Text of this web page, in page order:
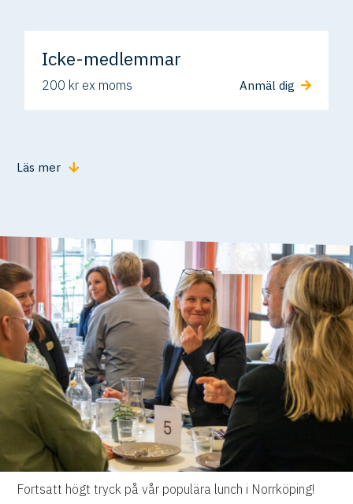
Icke-medlemmar
200 kr ex moms Anmäl dig
Läs mer
Fortsatt högt tryck på vår populära lunch i Norrköping!